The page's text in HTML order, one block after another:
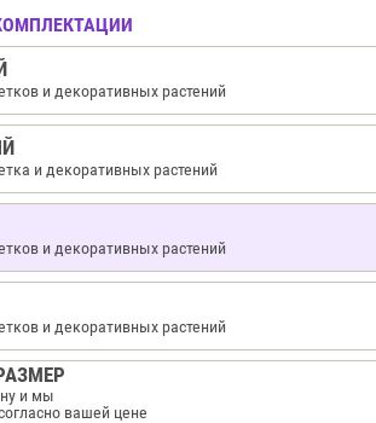
и декоративных растений
и декоративных растений
и декоративных растений
и декоративных растений
и мы
вашей цене